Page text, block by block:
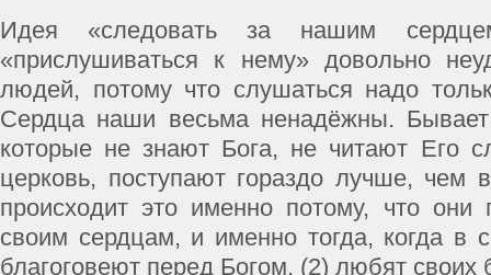
Идея «следовать за нашим
«прислушиваться к нему» довольно
людей, потому что слушаться надо
Сердца наши весьма ненадёжны.
которые не знают Бога, не читают Его
церковь, поступают гораздо лучше,
происходит это именно потому, что они
своим сердцам, и именно тогда, когда в
благоговеют перед Богом, (2) любят своих